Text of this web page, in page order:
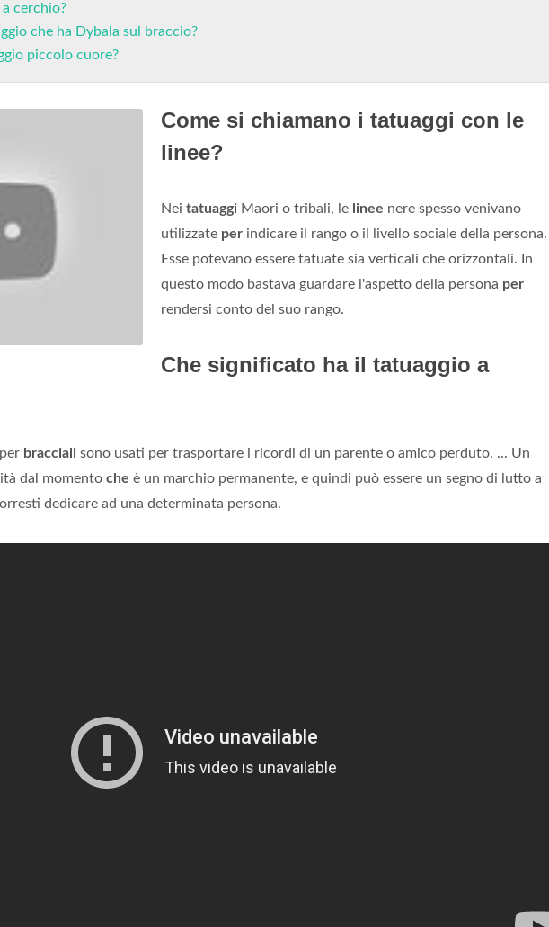
cerchio?
che ha Dybala sul braccio?
piccolo cuore?
Come si chiamano i tatuaggi con le
linee?
Nei tatuaggi Maori o tribali, le linee nere spesso venivano
utilizzate per indicare il rango o il livello sociale della persona.
Esse potevano essere tatuate sia verticali che orizzontali. In
questo modo bastava guardare l'aspetto della persona per
rendersi conto del suo rango.
Che significato ha il tatuaggio a
bracciali sono usati per trasportare i ricordi di un parente o amico perduto. ... Un
dal momento che è un marchio permanente, e quindi può essere un segno di lutto a
dedicare ad una determinata persona.